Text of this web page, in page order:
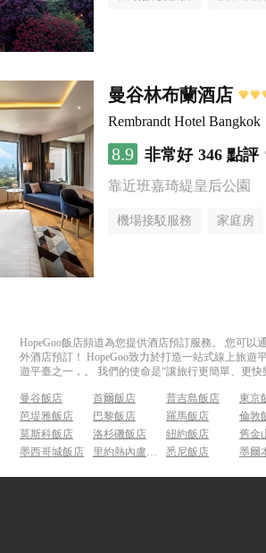
曼谷林布蘭酒店
Rembrandt Hotel Bangkok
8.9 非常好 346 點評
靠近班嘉琦緹皇后公園
機場接駁服務 家庭房
HopeGoo飯店頻道為您提供酒店預訂服務。 您可
外酒店預訂！ HopeGoo致力於打造一站式線上旅
遊平臺之一，。 我們的使命是“讓旅行更簡單、更
曼谷飯店 首爾飯店 普吉島飯店
東京
芭堤雅飯店
巴黎飯店 羅馬飯店
倫敦
莫斯科飯店
洛杉磯飯店 紐約飯店
舊金
墨西哥城飯店
里約熱內盧飯店 悉尼飯店 墨爾